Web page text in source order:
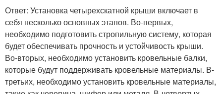
Ответ: Установка четырехскатной крыши включает в
себя несколько основных этапов. Во-первых,
необходимо подготовить стропильную систему, которая
будет обеспечивать прочность и устойчивость крыши.
Во-вторых, необходимо установить кровельные балки,
которые будут поддерживать кровельные материалы. В-
третьих, необходимо установить кровельные материалы,